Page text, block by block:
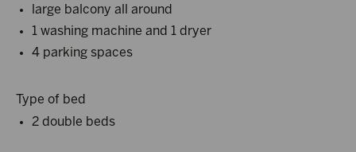
large balcony all around
1 washing machine and 1 dryer
4 parking spaces
Type of bed
2 double beds